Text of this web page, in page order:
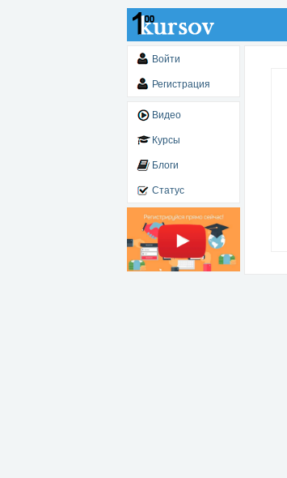
Войти
Регистрация
Видео
Курсы
Блоги
Статус